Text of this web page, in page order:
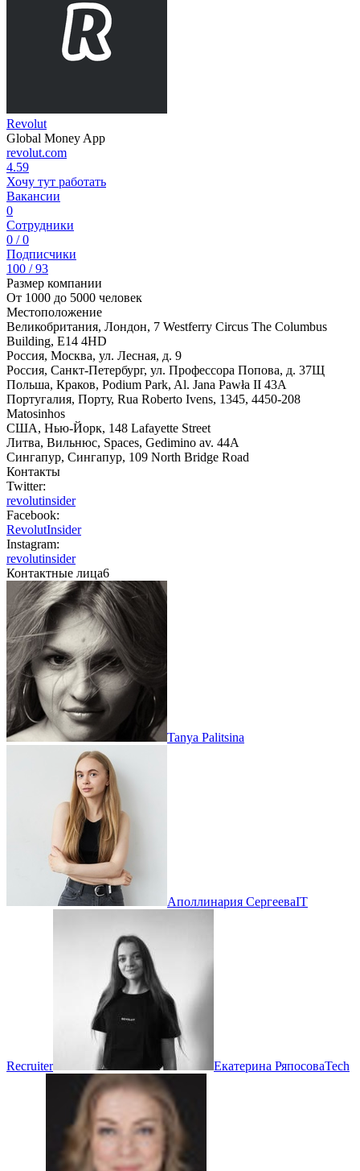
Revolut
Global Money App
revolut.com
4.59
Хочу тут работать
Вакансии
0
Сотрудники
0 / 0
Подписчики
100 / 93
Размер компании
От 1000 до 5000 человек
Местоположение
Великобритания, Лондон, 7 Westferry Circus The Columbus
Building, E14 4HD
Россия, Москва, ул. Лесная, д. 9
Россия, Санкт-Петербург, ул. Профессора Попова, д. 37Щ
Польша, Краков, Podium Park, Al. Jana Pawła II 43A
Португалия, Порту, Rua Roberto Ivens, 1345, 4450-208
Matosinhos
США, Нью-Йорк, 148 Lafayette Street
Литва, Вильнюс, Spaces, Gedimino av. 44A
Сингапур, Сингапур, 109 North Bridge Road
Контакты
Twitter:
revolutinsider
Facebook:
RevolutInsider
Instagram:
revolutinsider
Контактные лица6
Tanya Palitsina
Аполлинария СергееваIT
Recruiter Екатерина РяпосоваTech